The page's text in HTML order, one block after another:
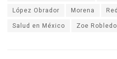
López Obrador
Morena
Salud en México
Zoe Robledo